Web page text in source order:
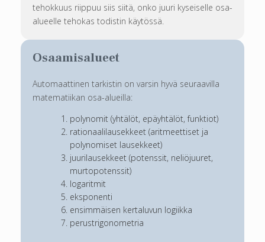
tehokkuus riippuu siis siitä, onko juuri kyseiselle osa-
alueelle tehokas todistin käytössä.
Osaamisalueet
Automaattinen tarkistin on varsin hyvä seuraavilla
matematiikan osa-alueilla:
polynomit (yhtälöt, epäyhtälöt, funktiot)
rationaalilausekkeet (aritmeettiset ja
polynomiset lausekkeet)
juurilausekkeet (potenssit, neliöjuuret,
murtopotenssit)
logaritmit
eksponenti
ensimmäisen kertaluvun logiikka
perustrigonometria